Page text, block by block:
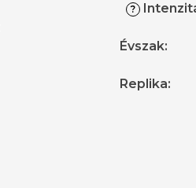
?
Évszak:
Replika: